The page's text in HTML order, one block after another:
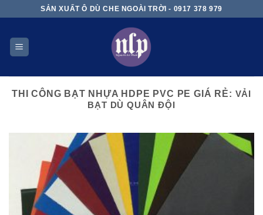
content
SẢN XUẤT Ô DÙ CHE NGOÀI TRỜI - 0917 378 979
THI CÔNG BẠT NHỰA HDPE PVC PE GIÁ RẺ: VẢI
BẠT DÙ QUÂN ĐỘI